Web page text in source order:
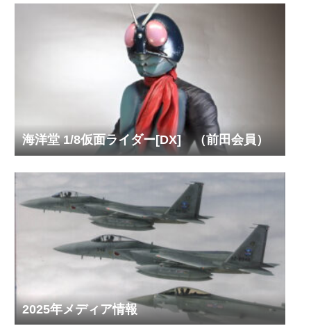
海洋堂 1/8仮面ライダー[DX] （前田会員）
2025年メディア情報